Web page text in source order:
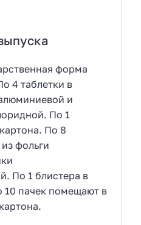
форма
4 таблетки в
и
По 1
По 8
фольги
По 1 блистера в
10 пачек помещают в